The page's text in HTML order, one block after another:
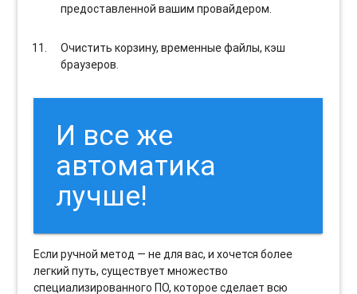
предоставленной вашим провайдером.
Очистить корзину, временные файлы, кэш
браузеров.
И все же
автоматика
лучше!
Если ручной метод — не для вас, и хочется более
легкий путь, существует множество
специализированного ПО, которое сделает всю